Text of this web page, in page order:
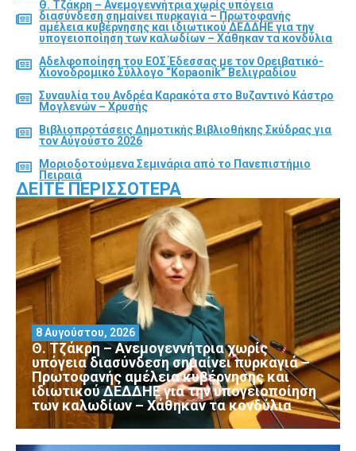
Θ. Τζάκρη – Ανεμογεννήτρια χωρίς υπόγεια
διασύνδεση σημαίνει πυρκαγιά – Πρωτοφανής
αμέλεια κυβέρνησης και ιδιωτικού ΔΕΔΔΗΕ για την
υπογειοποίηση των καλωδίων – Χάθηκαν τα κονδύλια
Αδελφοποίηση του ΕΟΣ Έδεσσας με τον Ορειβατικό-
Χιονοδρομικό Σύλλογο “Kopaonik” Βελιγραδίου
Συναυλία του Ανδρέα Καρακότα στο Βυζαντινό Κάστρο
Μογλενών – Χρυσής
Βιβλιοπροτάσεις Δημοτικής Βιβλιοθήκης Σκύδρας για
τον Αύγούστο 2026
Μοριοδοτούμενα Σεμινάρια από το Πανεπιστήμιο
Πειραιά
ΔΕΊΤΕ ΠΕΡΙΣΣΌΤΕΡΑ
Θ. Τζάκρη – Ανεμογεννήτρια χωρίς
υπόγεια διασύνδεση σημαίνει πυρκαγιά –
Πρωτοφανής αμέλεια κυβέρνησης και
ιδιωτικού ΔΕΔΔΗΕ για την υπογειοποίηση
των καλωδίων – Χάθηκαν τα κονδύλια
8 Αυγούστου, 2026